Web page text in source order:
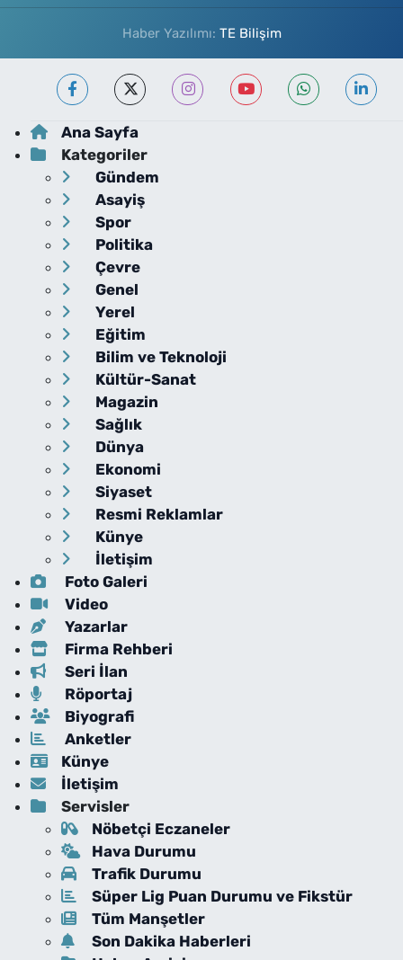
Haber Yazılımı: TE Bilişim
Ana Sayfa
Kategoriler
Gündem
Asayiş
Spor
Politika
Çevre
Genel
Yerel
Eğitim
Bilim ve Teknoloji
Kültür-Sanat
Magazin
Sağlık
Dünya
Ekonomi
Siyaset
Resmi Reklamlar
Künye
İletişim
Foto Galeri
Video
Yazarlar
Firma Rehberi
Seri İlan
Röportaj
Biyografi
Anketler
Künye
İletişim
Servisler
Nöbetçi Eczaneler
Hava Durumu
Trafik Durumu
Süper Lig Puan Durumu ve Fikstür
Tüm Manşetler
Son Dakika Haberleri